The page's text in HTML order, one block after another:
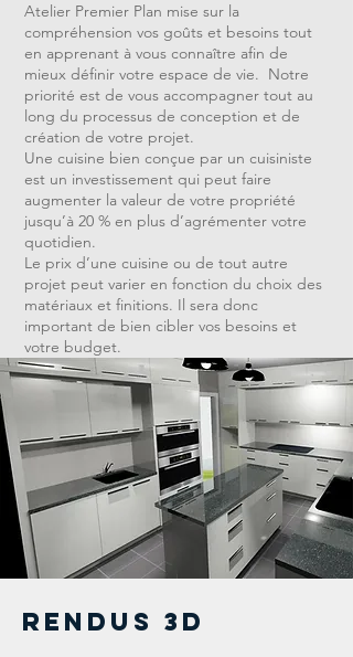
Atelier Premier Plan mise sur la
compréhension vos goûts et besoins tout
en apprenant à vous connaître afin de
mieux définir votre espace de vie. Notre
priorité est de vous accompagner tout au
long du processus de conception et de
création de votre projet.
Une cuisine bien conçue par un cuisiniste
est un investissement qui peut faire
augmenter la valeur de votre propriété
jusqu’à 20 % en plus d’agrémenter votre
quotidien.
Le prix d’une cuisine ou de tout autre
projet peut varier en fonction du choix des
matériaux et finitions. Il sera donc
important de bien cibler vos besoins et
votre budget.
Rendus 3d